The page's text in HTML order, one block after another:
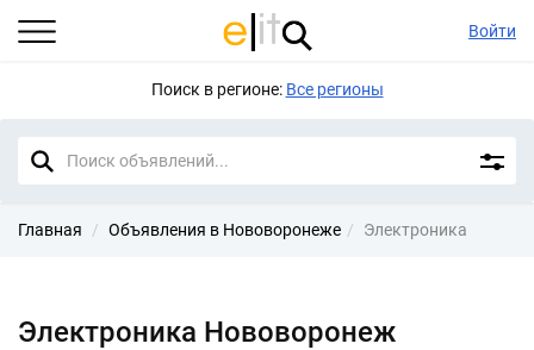
Поиск в регионе: Все регионы
Войти
Главная Объявления в Нововоронеже Электроника
Электроника Нововоронеж